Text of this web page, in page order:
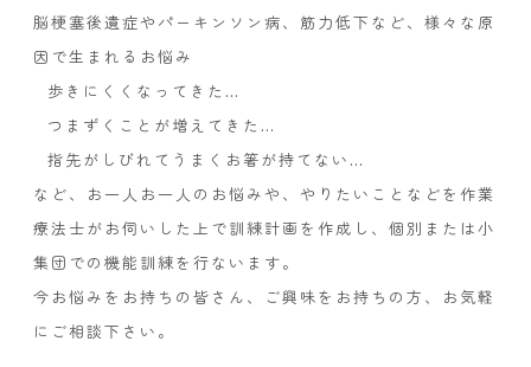
脳梗塞後遺症やパーキンソン病、筋力低下など、様々な原
因で生まれるお悩み
歩きにくくなってきた…
つまずくことが増えてきた…
指先がしびれてうまくお箸が持てない…
など、お一人お一人のお悩みや、やりたいことなどを作業
療法士がお伺いした上で訓練計画を作成し、個別または小
集団での機能訓練を行ないます。
今お悩みをお持ちの皆さん、ご興味をお持ちの方、お気軽
にご相談下さい。